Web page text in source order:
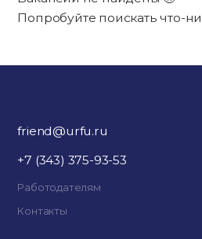
Попробуйте поискать что-
friend@urfu.ru
+7 (343) 375-93-53
Работодателям
Контакты